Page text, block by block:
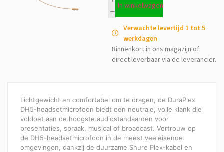
In winkelwagen
Verwachte levertijd 1 tot 5
werkdagen
Binnenkort in ons magazijn of
direct leverbaar via de leverancier.
Lichtgewicht en comfortabel om te dragen, de DuraPlex
DH5-headsetmicrofoon biedt een neutrale, volle klank die
voldoet aan de hoogste audiostandaarden voor
presentaties, spraak, musical of broadcast. Vertrouw op
de DH5-headsetmicrofoon in de meest veeleisende
omgevingen, dankzij de duurzame Shure Plex-kabel en